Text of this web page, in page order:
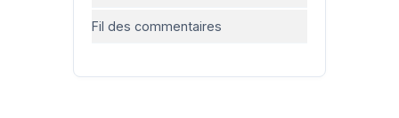
Fil des commentaires